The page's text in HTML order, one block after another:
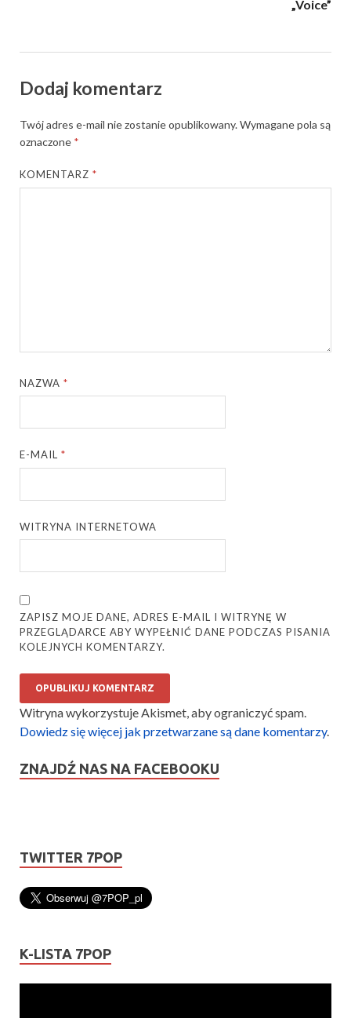
„Voice”
Dodaj komentarz
Twój adres e-mail nie zostanie opublikowany.Wymagane pola są
oznaczone *
KOMENTARZ*
NAZWA*
E-MAIL*
WITRYNA INTERNETOWA
ZAPISZ MOJE DANE, ADRES E-MAIL I WITRYNĘ W
PRZEGLĄDARCE ABY WYPEŁNIĆ DANE PODCZAS PISANIA
KOLEJNYCH KOMENTARZY.
Witryna wykorzystuje Akismet, aby ograniczyć spam.
Dowiedz się więcej jak przetwarzane są dane komentarzy.
ZNAJDŹ NAS NA FACEBOOKU
TWITTER 7POP
K-LISTA 7POP